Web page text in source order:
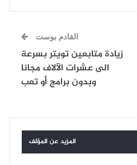
القادم بوست
زيادة متابعين تويتر بسرعة
الى عشرات الآلاف مجانا
وبدون برامج أو تعب
المزيد عن المؤلف